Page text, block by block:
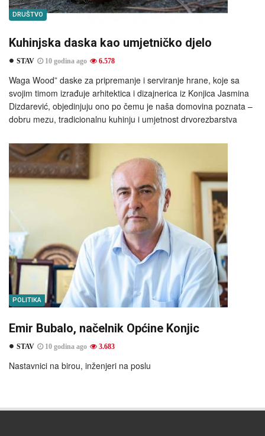
DRUŠTVO
Kuhinjska daska kao umjetničko djelo
STAV 10 godina ago 6.578
Waga Wood” daske za pripremanje i serviranje hrane, koje sa
svojim timom izrađuje arhitektica i dizajnerica iz Konjica Jasmina
Dizdarević, objedinjuju ono po čemu je naša domovina poznata –
dobru mezu, tradicionalnu kuhinju i umjetnost drvorezbarstva
POLITIKA
Emir Bubalo, načelnik Općine Konjic
STAV 10 godina ago 3.683
Nastavnici na birou, inženjeri na poslu